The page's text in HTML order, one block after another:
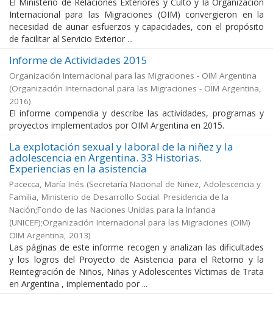
Internacional para las Migraciones (OIM) convergieron en la
necesidad de aunar esfuerzos y capacidades, con el propósito
de facilitar al Servicio Exterior ...
Informe de Actividades 2015
Organización Internacional para las Migraciones - OIM Argentina
(Organización Internacional para las Migraciones - OIM Argentina,
2016)
El informe compendia y describe las actividades, programas y
proyectos implementados por OIM Argentina en 2015.
La explotación sexual y laboral de la niñez y la
adolescencia en Argentina. 33 Historias.
Experiencias en la asistencia
Pacecca, María Inés (Secretaría Nacional de Niñez, Adolescencia y
Familia, Ministerio de Desarrollo Social. Presidencia de la
Nación;Fondo de las Naciones Unidas para la Infancia
(UNICEF);Organización Internacional para las Migraciones (OIM)
OIM Argentina, 2013)
Las páginas de este informe recogen y analizan las dificultades
y los logros del Proyecto de Asistencia para el Retorno y la
Reintegración de Niños, Niñas y Adolescentes Víctimas de Trata
en Argentina , implementado por ...